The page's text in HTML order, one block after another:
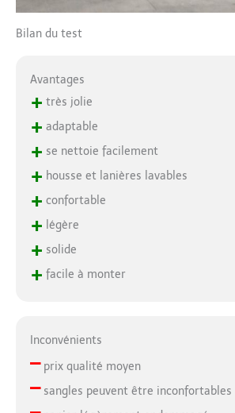
Bilan du test
Avantages
+ très jolie
+ adaptable
+ se nettoie facilement
+ housse et lanières lavables
+ confortable
+ légère
+ solide
+ facile à monter
Inconvénients
–prix qualité moyen
–sangles peuvent être inconfortables